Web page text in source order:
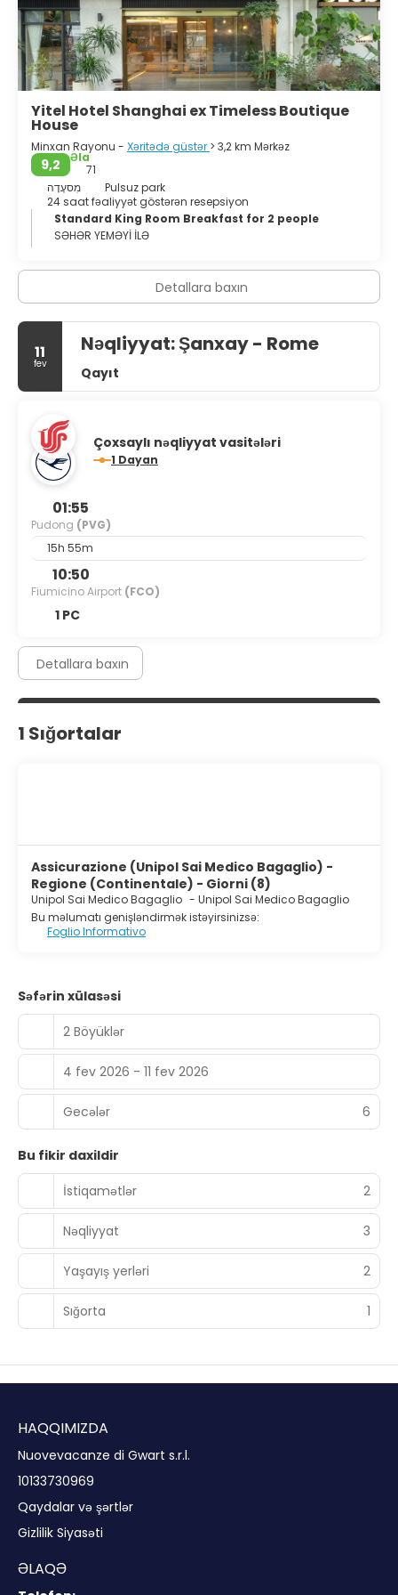
mərkəzlərini görəcəksiniz.
Şanhay, Çinin maliyyə və mədəniyyət kosmopolit
mərkəzidir. Şanhayın xüsusi şərq cazibəsi və təzə qərb
üslubu hər kəsi cəlb edir. Həmçinin, yaxın Jiangsu və
Zhejiang əyalətlərinin daha kənd və klassik görüntülərini
Yitel Hotel Shanghai ex Timeless Boutique
House
Minxan Rayonu - Xəritədə güstər > 3,2 km Mərkəz
9,2
Əla
71
מִסעָדָה
Pulsuz park
24 saat fəaliyyət göstərən resepsiyon
Standard King Room Breakfast for 2 people
SƏHƏR YEMƏYİ İLƏ
Detallara baxın
11
fev
Nəqliyyat: Şanxay - Rome
Qayıt
Çoxsaylı nəqliyyat vasitələri
1 Dayan
01:55
Pudong (PVG)
15h 55m
10:50
Fiumicino Airport (FCO)
1 PC
Detallara baxın
1 Sığortalar
Assicurazione (Unipol Sai Medico Bagaglio) -
Regione (Continentale) - Giorni (8)
Unipol Sai Medico Bagaglio - Unipol Sai Medico Bagaglio
Bu məlumatı genişləndirmək istəyirsinizsə:
Foglio Informativo
Səfərin xülasəsi
2 Böyüklər
4 fev 2026 - 11 fev 2026
Gecələr 6
Bu fikir daxildir
İstiqamətlər
2
Nəqliyyat 3
Yaşayış yerləri 2
Sığorta 1
HAQQIMIZDA
Nuovevacanze di Gwart s.r.l.
10133730969
Qaydalar və şərtlər
Gizlilik Siyasəti
ƏLAQƏ